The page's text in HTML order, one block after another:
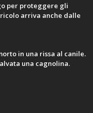
per proteggere gli
arriva anche dalle
in una rissa al canile.
una cagnolina.